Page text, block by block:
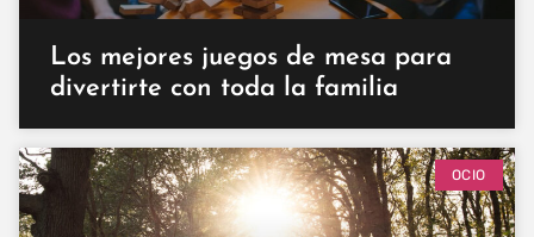
Los mejores juegos de mesa para
divertirte con toda la familia
OCIO